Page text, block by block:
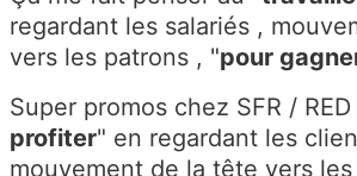
regardant les salariés ,
vers les patrons , "pour
Super promos chez SFR / RED
profiter" en regardant les
mouvement de la tête vers